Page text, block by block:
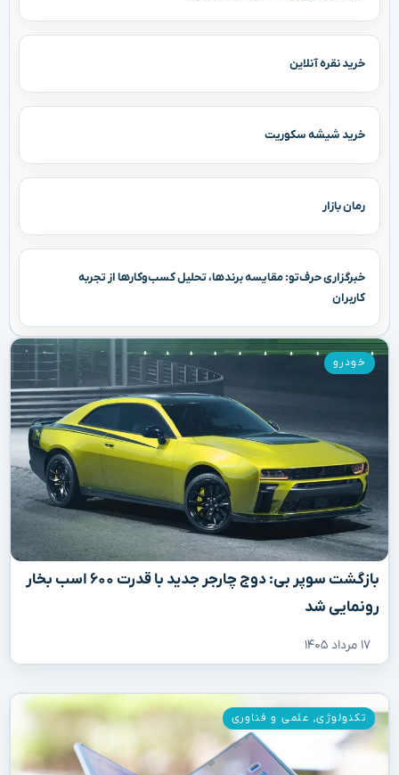
خرید نقره آنلاین
خرید شیشه سکوریت
رمان بازار
خبرگزاری حرف‌تو: مقایسه برندها، تحلیل کسب‌وکارها از تجربه
کاربران
بازگشت سوپر بی: دوج چارجر جدید با قدرت ۶۰۰ اسب بخار
رونمایی شد
۱۷ مرداد ۱۴۰۵
خودرو
تکنولوژی, علمی و فناوری